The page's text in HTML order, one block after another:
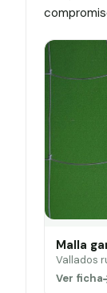
Malla
Vallados
Ver ficha